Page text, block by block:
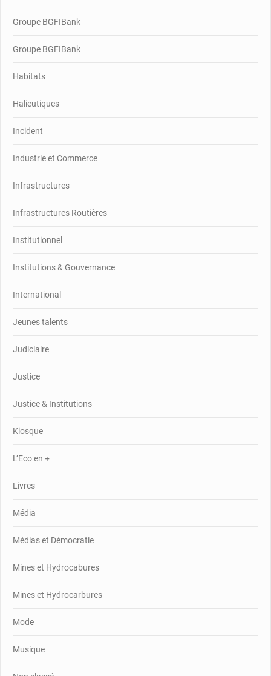
Groupe BGFIBank
Groupe BGFIBank
Habitats
Halieutiques
Incident
Industrie et Commerce
Infrastructures
Infrastructures Routières
Institutionnel
Institutions & Gouvernance
International
Jeunes talents
Judiciaire
Justice
Justice & Institutions
Kiosque
L’Eco en +
Livres
Média
Médias et Démocratie
Mines et Hydrocabures
Mines et Hydrocarbures
Mode
Musique